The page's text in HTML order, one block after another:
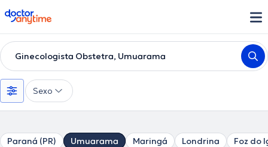
doctoranytime
Ginecologista Obstetra, Umuarama
Sexo
Paraná (PR) Umuarama Maringá Londrina Foz do